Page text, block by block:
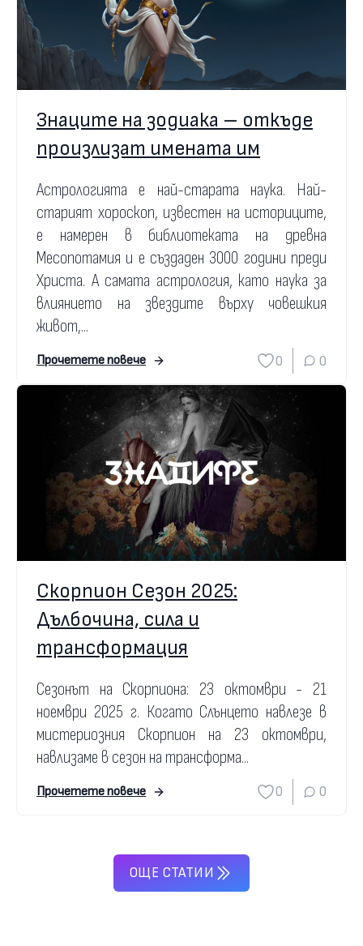
Знаците на зодиака – откъде
произлизат имената им
Астрологията е най-старата наука. Най-
старият хороскоп, известен на историците,
е намерен в библиотеката на древна
Месопотамия и е създаден 3000 години преди
Христа. А самата астрология, като наука за
влиянието на звездите върху човешкия
живот,...
Прочетете повече 0 0
Скорпион Сезон 2025:
Дълбочина, сила и
трансформация
Сезонът на Скорпиона: 23 октомври - 21
ноември 2025 г. Когато Слънцето навлезе в
мистериозния Скорпион на 23 октомври,
навлизаме в сезон на трансформа...
Прочетете повече 0 0
ОЩЕ СТАТИИ